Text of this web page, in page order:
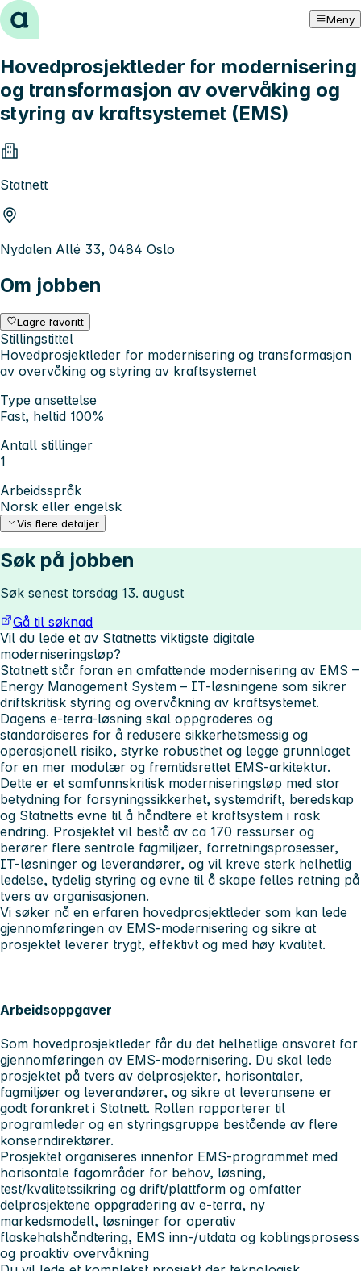
Hopp til innhold Meny
Hovedprosjektleder for modernisering
og transformasjon av overvåking og
styring av kraftsystemet (EMS)
Statnett
Nydalen Allé 33, 0484 Oslo
Om jobben
Lagre favoritt
Stillingstittel
Hovedprosjektleder for modernisering og transformasjon
av overvåking og styring av kraftsystemet
Type ansettelse
Fast, heltid 100%
Antall stillinger
1
Arbeidsspråk
Norsk eller engelsk
Vis flere detaljer
Søk på jobben
Søk senest torsdag 13. august
Gå til søknad
Vil du lede et av Statnetts viktigste digitale
moderniseringsløp?
Statnett står foran en omfattende modernisering av EMS –
Energy Management System – IT-løsningene som sikrer
driftskritisk styring og overvåkning av kraftsystemet.
Dagens e-terra-løsning skal oppgraderes og
standardiseres for å redusere sikkerhetsmessig og
operasjonell risiko, styrke robusthet og legge grunnlaget
for en mer modulær og fremtidsrettet EMS-arkitektur.
Dette er et samfunnskritisk moderniseringsløp med stor
betydning for forsyningssikkerhet, systemdrift, beredskap
og Statnetts evne til å håndtere et kraftsystem i rask
endring. Prosjektet vil bestå av ca 170 ressurser og
berører flere sentrale fagmiljøer, forretningsprosesser,
IT-løsninger og leverandører, og vil kreve sterk helhetlig
ledelse, tydelig styring og evne til å skape felles retning på
tvers av organisasjonen.
Vi søker nå en erfaren hovedprosjektleder som kan lede
gjennomføringen av EMS-modernisering og sikre at
prosjektet leverer trygt, effektivt og med høy kvalitet.
Arbeidsoppgaver
Som hovedprosjektleder får du det helhetlige ansvaret for
gjennomføringen av EMS-modernisering. Du skal lede
prosjektet på tvers av delprosjekter, horisontaler,
fagmiljøer og leverandører, og sikre at leveransene er
godt forankret i Statnett. Rollen rapporterer til
programleder og en styringsgruppe bestående av flere
konserndirektører.
Prosjektet organiseres innenfor EMS-programmet med
horisontale fagområder for behov, løsning,
test/kvalitetssikring og drift/plattform og omfatter
delprosjektene oppgradering av e-terra, ny
markedsmodell, løsninger for operativ
flaskehalshåndtering, EMS inn-/utdata og koblingsprosess
og proaktiv overvåkning